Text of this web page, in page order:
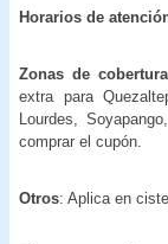
Horarios de
Zonas de
extra para
Lourdes,
comprar el cupón.
Otros: Aplica en